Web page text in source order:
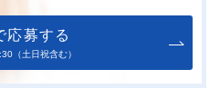
応募する
（土日祝含む）